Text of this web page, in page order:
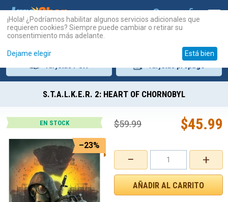
S.T.A.L.K.E.R. 2: HEART OF CHORNOBYL
EN STOCK
–23%
+
−
$45.99
$59.99
¡Hola! ¿Podríamos habilitar algunos servicios adicionales que
requieren cookies? Siempre puede cambiar o retirar su
consentimiento más adelante.
Dejame elegir Está bien